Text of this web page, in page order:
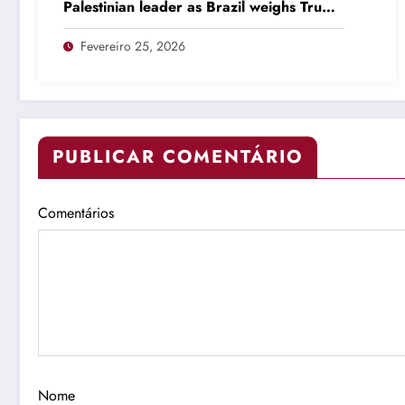
Palestinian leader as Brazil weighs Trump
invitation
Fevereiro 25, 2026
PUBLICAR COMENTÁRIO
Comentários
Nome